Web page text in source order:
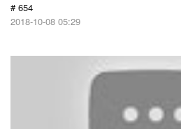
# 654
2018-10-08 05:29